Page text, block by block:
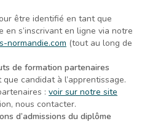
être identifié en tant que
en s’inscrivant en ligne via notre
normandie.com (tout au long de
de formation partenaires
candidat à l’apprentissage.
: voir sur notre site
nous contacter.
d’admissions du diplôme